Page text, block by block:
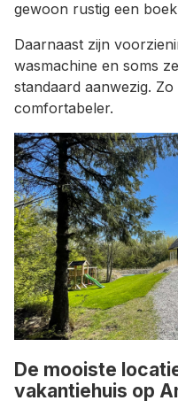
gewoon rustig een
Daarnaast zijn
wasmachine en soms
standaard aanwezig.
comfortabeler.
De mooiste
vakantiehuis op